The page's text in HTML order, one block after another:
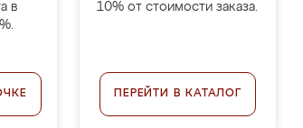
в
10% от стоимости заказа.
ПЕРЕЙТИ В КАТАЛОГ